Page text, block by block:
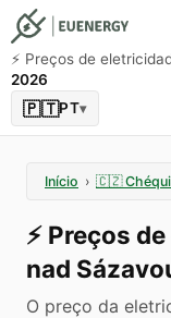
⚡️ Preços de
2026
🇵🇹PT▾
Início › 🇨🇿
⚡️ Preços
nad
O preço da